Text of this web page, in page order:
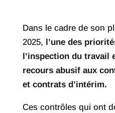
Dans le cadre de son
2025,
l’une des
l’inspection du travail
recours abusif aux
et contrats d’intérim.
Ces contrôles qui ont